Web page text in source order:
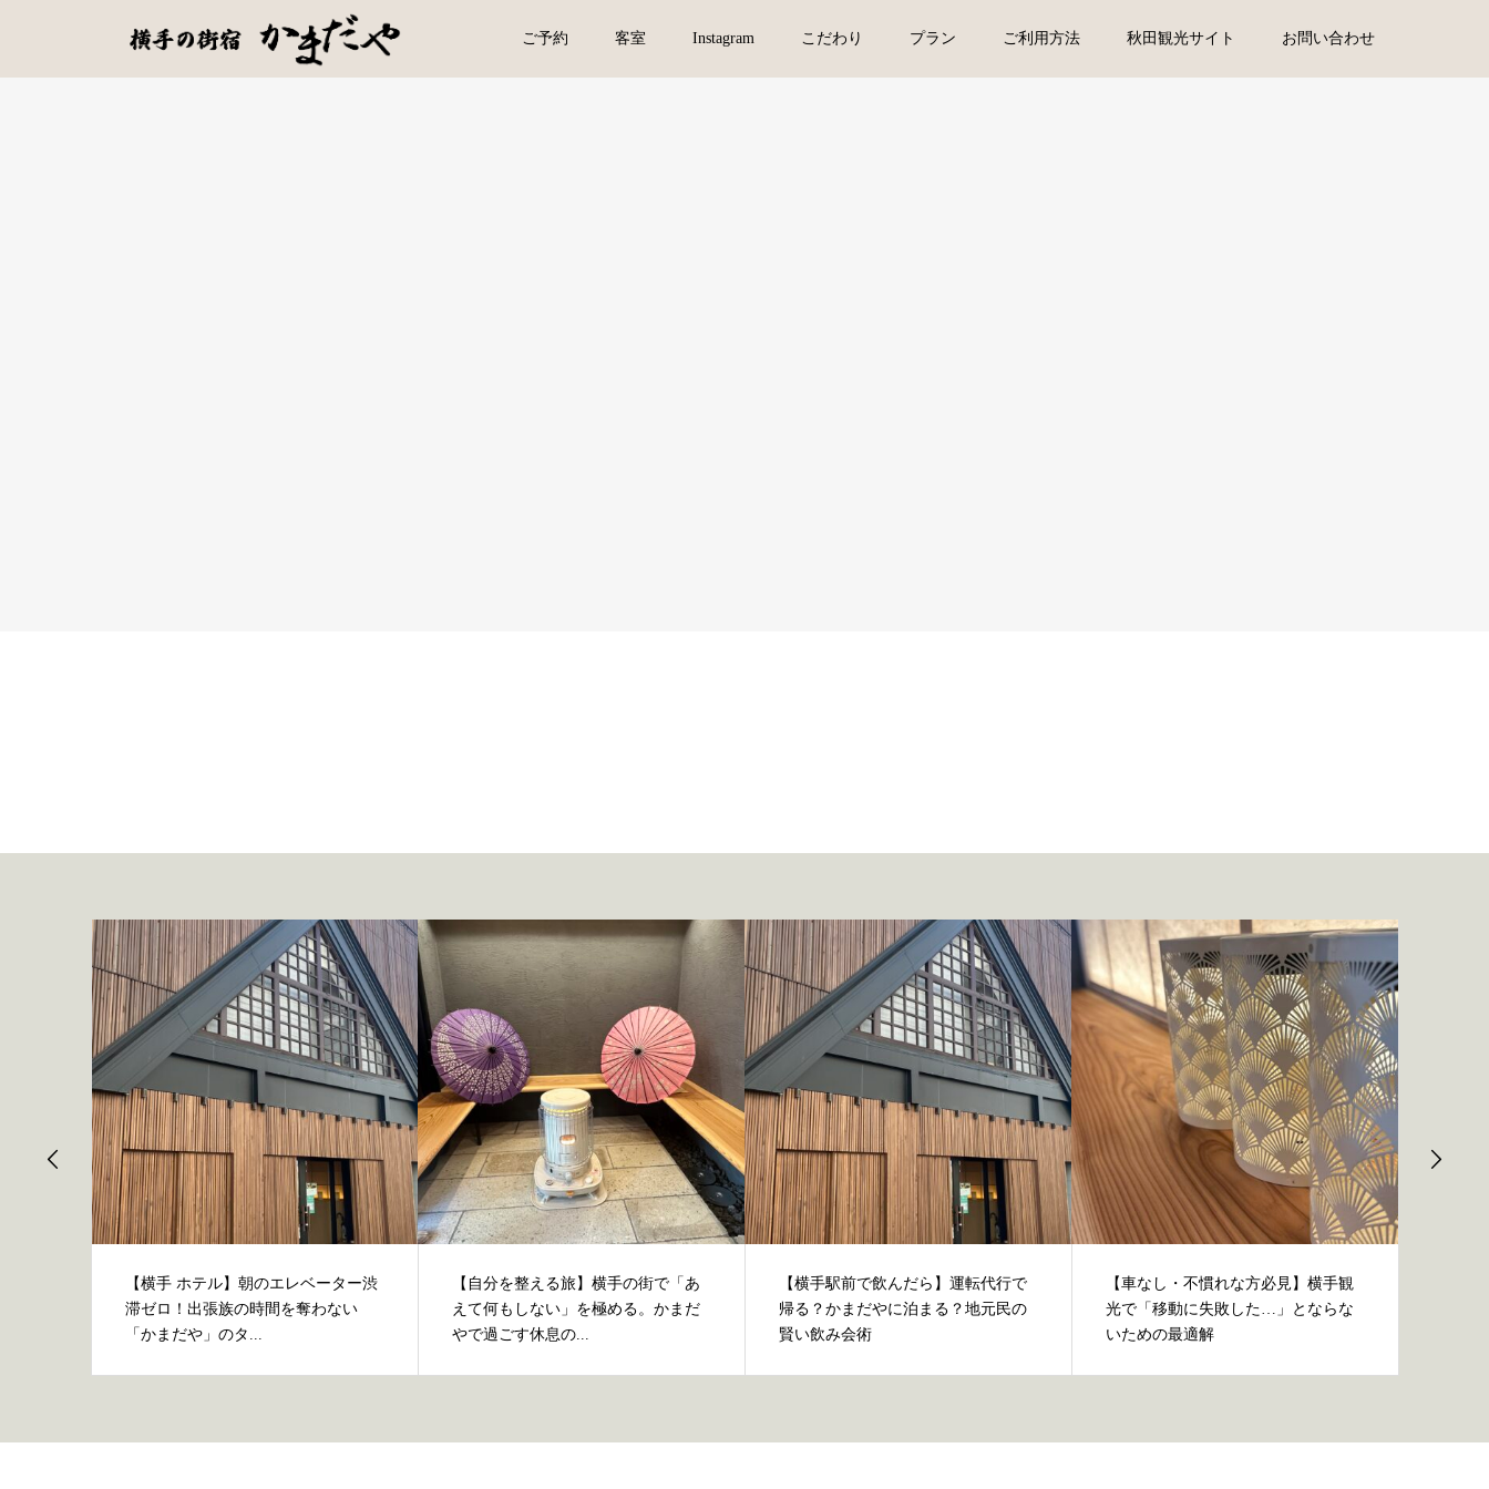
ご予約 客室 Instagram こだわり プラン ご利用方法 秋田観光サイト お問い合わせ
【横手 ホテル】朝のエレベーター渋
滞ゼロ！出張族の時間を奪わない
「かまだや」のタ...
【自分を整える旅】横手の街で「あ
えて何もしない」を極める。かまだ
やで過ごす休息の...
【横手駅前で飲んだら】運転代行で
帰る？かまだやに泊まる？地元民の
賢い飲み会術
【車なし・不慣れな方必見】横手観
光で「移動に失敗した…」とならな
いための最適解